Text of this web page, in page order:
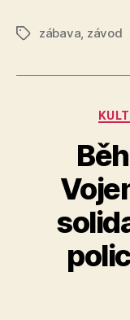
Štítkyzábava, závod